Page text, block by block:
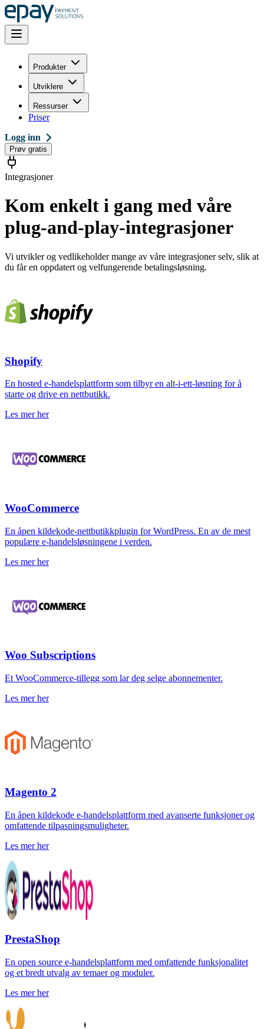
Produkter
Utviklere
Ressurser
Priser
Logg inn
Prøv gratis
Integrasjoner
Kom enkelt i gang med våre
plug-and-play-integrasjoner
Vi utvikler og vedlikeholder mange av våre integrasjoner selv, slik at
du får en oppdatert og velfungerende betalingsløsning.
Shopify
En hosted e-handelsplattform som tilbyr en alt-i-ett-løsning for å
starte og drive en nettbutikk.
Les mer her
WooCommerce
En åpen kildekode-nettbutikkplugin for WordPress. En av de mest
populære e-handelsløsningene i verden.
Les mer her
Woo Subscriptions
Et WooCommerce-tillegg som lar deg selge abonnementer.
Les mer her
Magento 2
En åpen kildekode e-handelsplattform med avanserte funksjoner og
omfattende tilpasningsmuligheter.
Les mer her
PrestaShop
En open source e-handelsplattform med omfattende funksjonalitet
og et bredt utvalg av temaer og moduler.
Les mer her